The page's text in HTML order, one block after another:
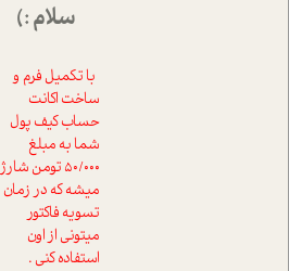
سلام :)
با تکمیل فرم و
ساخت اکانت
حساب کیف پول
شما به مبلغ
50/000 تومن شارژ
میشه که در زمان
تسویه فاکتور
میتونی از اون
استفاده کنی .